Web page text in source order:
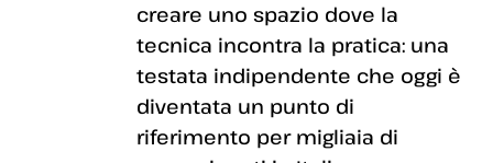
creare uno spazio dove la
tecnica incontra la pratica: una
testata indipendente che oggi è
diventata un punto di
riferimento per migliaia di